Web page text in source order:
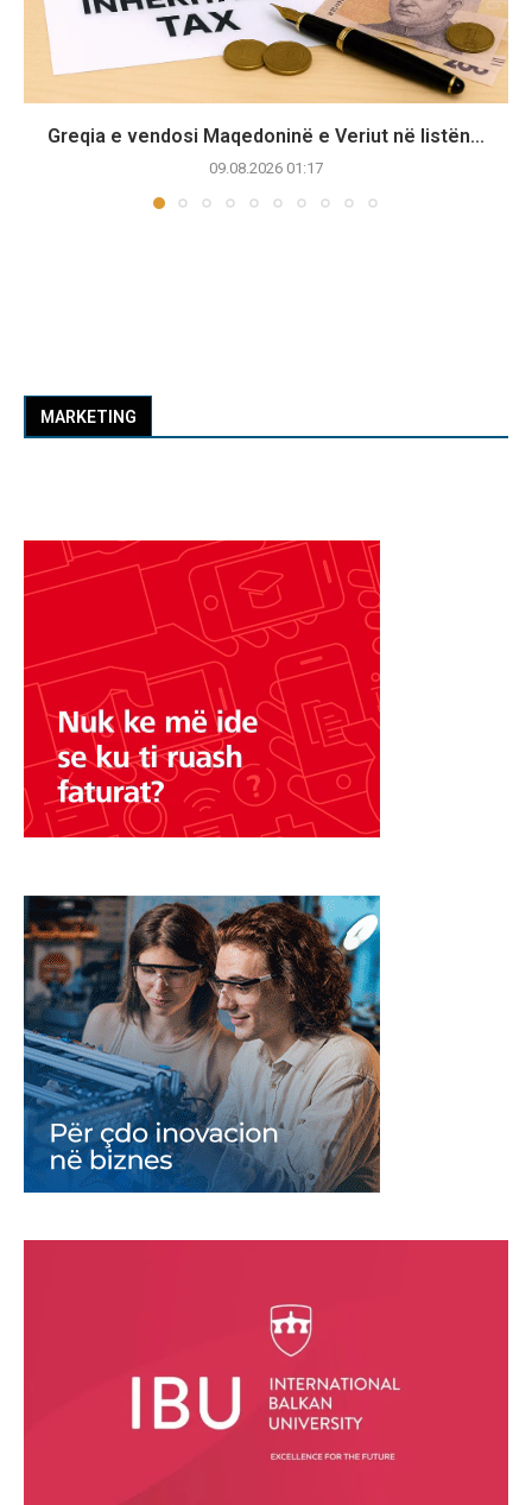
Greqia e vendosi Maqedoninë e Veriut në listën...
09.08.2026 01:17
MARKETING